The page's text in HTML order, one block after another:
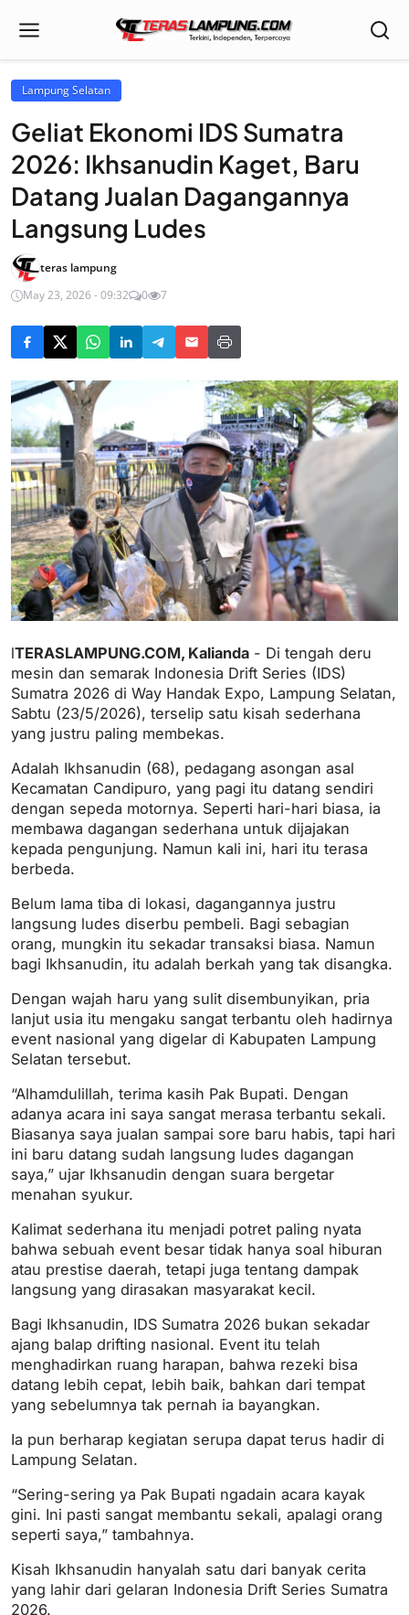
Lampung Selatan
Geliat Ekonomi IDS Sumatra
2026: Ikhsanudin Kaget, Baru
Datang Jualan Dagangannya
Langsung Ludes
teras lampung
May 23, 2026 - 09:32
0 7
lTERASLAMPUNG.COM, Kalianda - Di tengah deru
mesin dan semarak Indonesia Drift Series (IDS)
Sumatra 2026 di Way Handak Expo, Lampung Selatan,
Sabtu (23/5/2026), terselip satu kisah sederhana
yang justru paling membekas.
Adalah Ikhsanudin (68), pedagang asongan asal
Kecamatan Candipuro, yang pagi itu datang sendiri
dengan sepeda motornya. Seperti hari-hari biasa, ia
membawa dagangan sederhana untuk dijajakan
kepada pengunjung. Namun kali ini, hari itu terasa
berbeda.
Belum lama tiba di lokasi, dagangannya justru
langsung ludes diserbu pembeli. Bagi sebagian
orang, mungkin itu sekadar transaksi biasa. Namun
bagi Ikhsanudin, itu adalah berkah yang tak disangka.
Dengan wajah haru yang sulit disembunyikan, pria
lanjut usia itu mengaku sangat terbantu oleh hadirnya
event nasional yang digelar di Kabupaten Lampung
Selatan tersebut.
“Alhamdulillah, terima kasih Pak Bupati. Dengan
adanya acara ini saya sangat merasa terbantu sekali.
Biasanya saya jualan sampai sore baru habis, tapi hari
ini baru datang sudah langsung ludes dagangan
saya,” ujar Ikhsanudin dengan suara bergetar
menahan syukur.
Kalimat sederhana itu menjadi potret paling nyata
bahwa sebuah event besar tidak hanya soal hiburan
atau prestise daerah, tetapi juga tentang dampak
langsung yang dirasakan masyarakat kecil.
Bagi Ikhsanudin, IDS Sumatra 2026 bukan sekadar
ajang balap drifting nasional. Event itu telah
menghadirkan ruang harapan, bahwa rezeki bisa
datang lebih cepat, lebih baik, bahkan dari tempat
yang sebelumnya tak pernah ia bayangkan.
Ia pun berharap kegiatan serupa dapat terus hadir di
Lampung Selatan.
“Sering-sering ya Pak Bupati ngadain acara kayak
gini. Ini pasti sangat membantu sekali, apalagi orang
seperti saya,” tambahnya.
Kisah Ikhsanudin hanyalah satu dari banyak cerita
yang lahir dari gelaran Indonesia Drift Series Sumatra
2026.